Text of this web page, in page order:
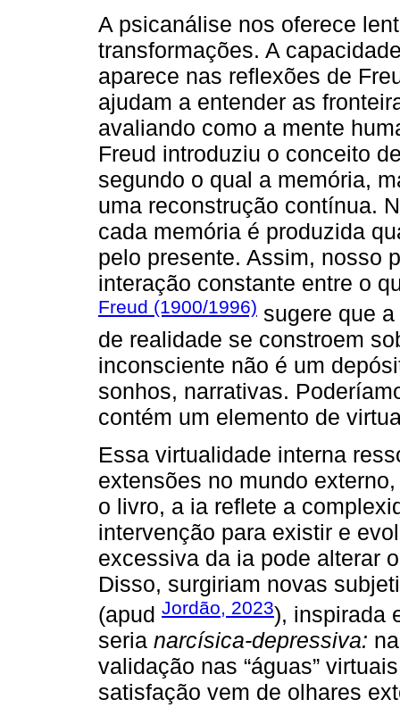
A psicanálise nos oferece
transformações. A
aparece nas reflexões de
ajudam a entender as
avaliando como a mente
Freud introduziu o conceito
segundo o qual a memória,
uma reconstrução contínua.
cada memória é produzida
pelo presente. Assim, nosso
interação constante entre o
Freud (1900/1996) sugere que
de realidade se constroem
inconsciente não é um
sonhos, narrativas.
contém um elemento de
Essa virtualidade interna
extensões no mundo
o livro, a ia reflete a
intervenção para existir e
excessiva da ia pode alterar
Disso, surgiriam novas
(apud Jordão, 2023), inspirada
seria narcísica-depressiva:
validação nas “águas”
satisfação vem de olhares